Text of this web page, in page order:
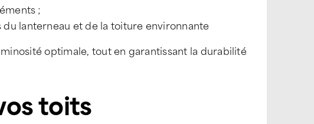
;
lanterneau et de la toiture environnante
optimale, tout en garantissant la durabilité
toits